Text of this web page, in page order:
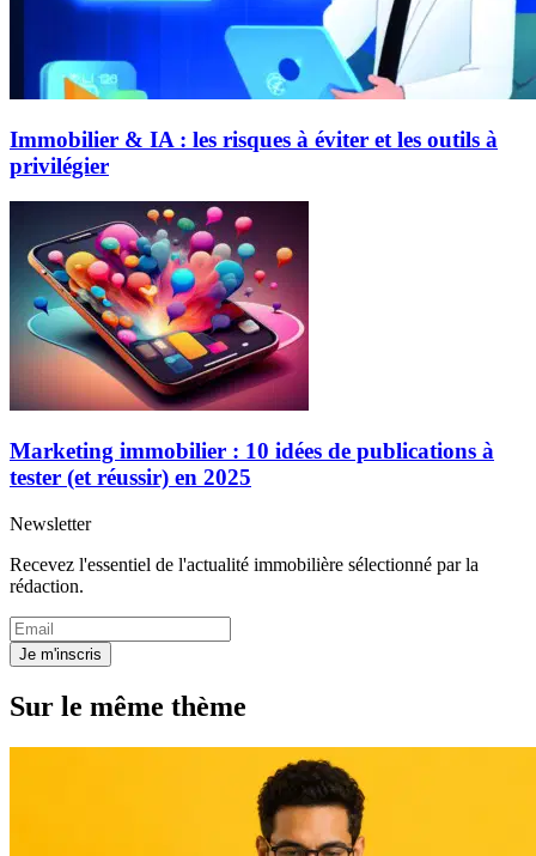
Immobilier & IA : les risques à éviter et les outils à
privilégier
Marketing immobilier : 10 idées de publications à
tester (et réussir) en 2025
Newsletter
Recevez l'essentiel de l'actualité immobilière sélectionné par la
rédaction.
Je m'inscris
Sur le même thème